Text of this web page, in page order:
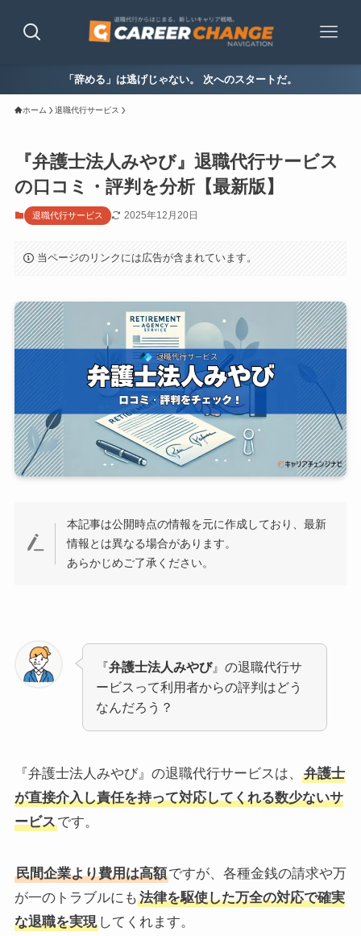
「辞める」は逃げじゃない。 次へのスタートだ。
ホーム 退職代行サービス
『弁護士法人みやび』退職代行サービス
の口コミ・評判を分析【最新版】
退職代行サービス 2025年12月20日
当ページのリンクには広告が含まれています。
本記事は公開時点の情報を元に作成しており、最新
情報とは異なる場合があります。
あらかじめご了承ください。
『弁護士法人みやび』の退職代行サ
ービスって利用者からの評判はどう
なんだろう？
『弁護士法人みやび』の退職代行サービスは、
弁護士
が直接介入し責任を持って対応してくれる数少ないサ
ービスです。
民間企業より費用は高額ですが、各種金銭の請求や万
が一のトラブルにも 法律を駆使した万全の対応で確実
な退職を実現してくれます。